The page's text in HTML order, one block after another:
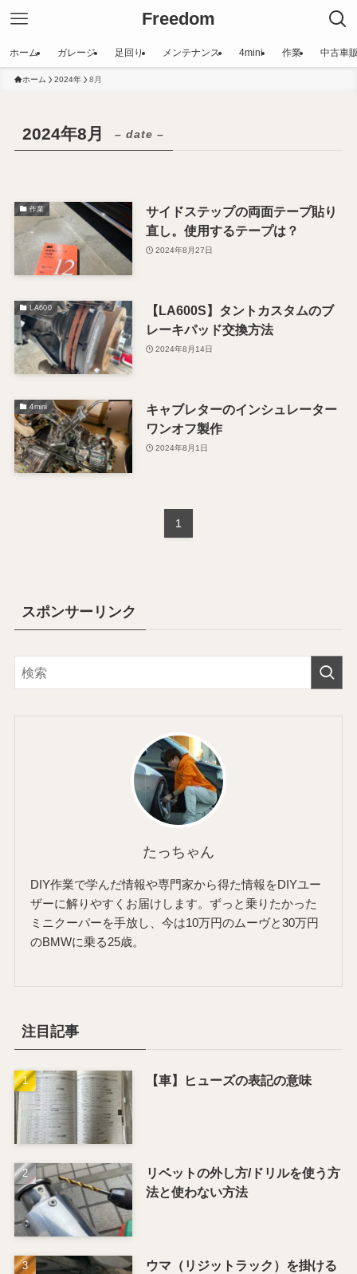
Freedom
ホーム ガレージ 足回り メンテナンス 4mini 作業 中古車
ホーム 2024年 8月
2024年8月 – date –
作業
サイドステップの両面テープ貼り
直し。使用するテープは？
2024年8月27日
LA600
【LA600S】タントカスタムのブ
レーキパッド交換方法
2024年8月14日
4mini
キャブレターのインシュレーター
ワンオフ製作
2024年8月1日
1
スポンサーリンク
たっちゃん
DIY作業で学んだ情報や専門家から得た情報をDIYユー
ザーに解りやすくお届けします。ずっと乗りたかった
ミニクーパーを手放し、今は10万円のムーヴと30万円
のBMWに乗る25歳。
注目記事
【車】ヒューズの表記の意味
リベットの外し方/ドリルを使う方
法と使わない方法
ウマ（リジットラック）を掛ける